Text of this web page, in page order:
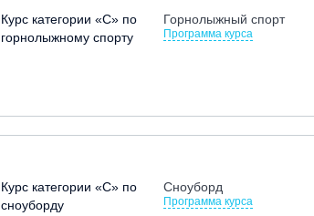
Курс категории «С» по
горнолыжному спорту
Горнолыжный спорт
Программа курса
Курс категории «С» по
сноуборду
Сноуборд
Программа курса